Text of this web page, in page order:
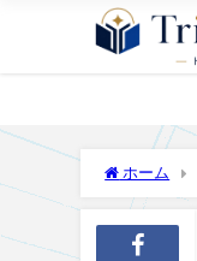
ホーム